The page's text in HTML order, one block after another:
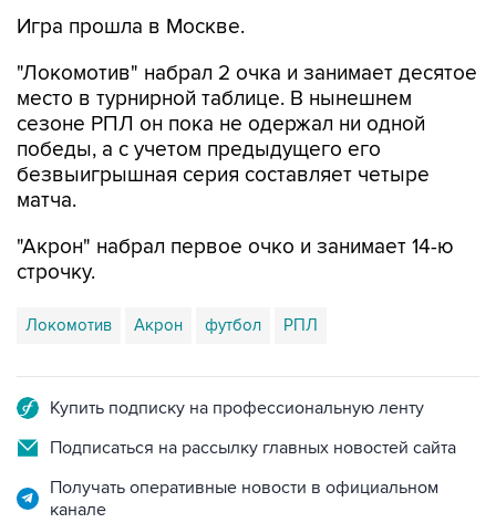
Игра прошла в Москве.
"Локомотив" набрал 2 очка и занимает десятое
место в турнирной таблице. В нынешнем
сезоне РПЛ он пока не одержал ни одной
победы, а с учетом предыдущего его
безвыигрышная серия составляет четыре
матча.
"Акрон" набрал первое очко и занимает 14-ю
строчку.
Локомотив Акрон футбол РПЛ
Купить подписку на профессиональную ленту
Подписаться на рассылку главных новостей сайта
Получать оперативные новости в официальном
канале